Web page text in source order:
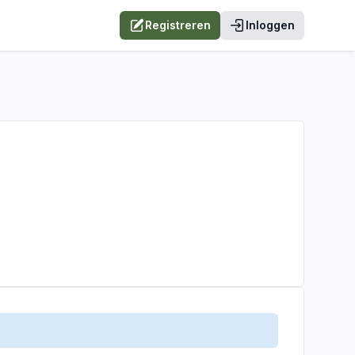
Registreren Inloggen